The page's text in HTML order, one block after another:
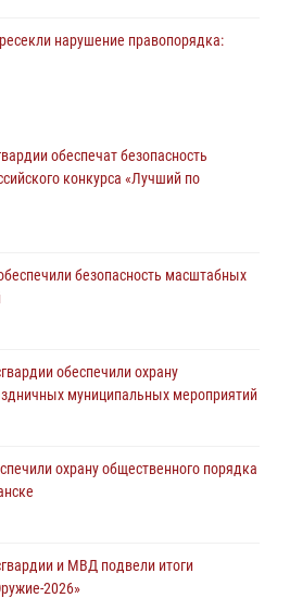
нарушение правопорядка:
безопасность празднования 98-
нарушений правопорядка не
работы подразделений лицензионно-
обеспечат безопасность
конкурса «Лучший по
безопасность масштабных
обеспечили охрану
муниципальных мероприятий
охрану общественного порядка
и МВД подвели итоги